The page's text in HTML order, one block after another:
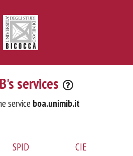
services
serviceboa.unimib.it
SPID CIE